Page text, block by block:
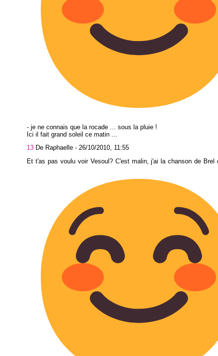
- je ne connais que la rocade ... sous la pluie !
Ici il fait grand soleil ce matin ...
13 De Raphaelle - 26/10/2010, 11:55
Et t'as pas voulu voir Vesoul? C'est malin, j'ai la chanson de Brel